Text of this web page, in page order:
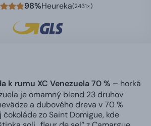
98%Heureka(2431×)
k rumu XC Venezuela 70 % – horká
je omamný blend 23 druhov
a dubového dreva v 70 %
zo Saint Domigue, kde